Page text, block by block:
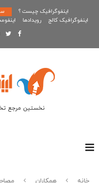
اینفوگرافیک چیست ؟
اینفوگرافیک کالج
رویدادها
نخستین مرجع
خانه همکاران